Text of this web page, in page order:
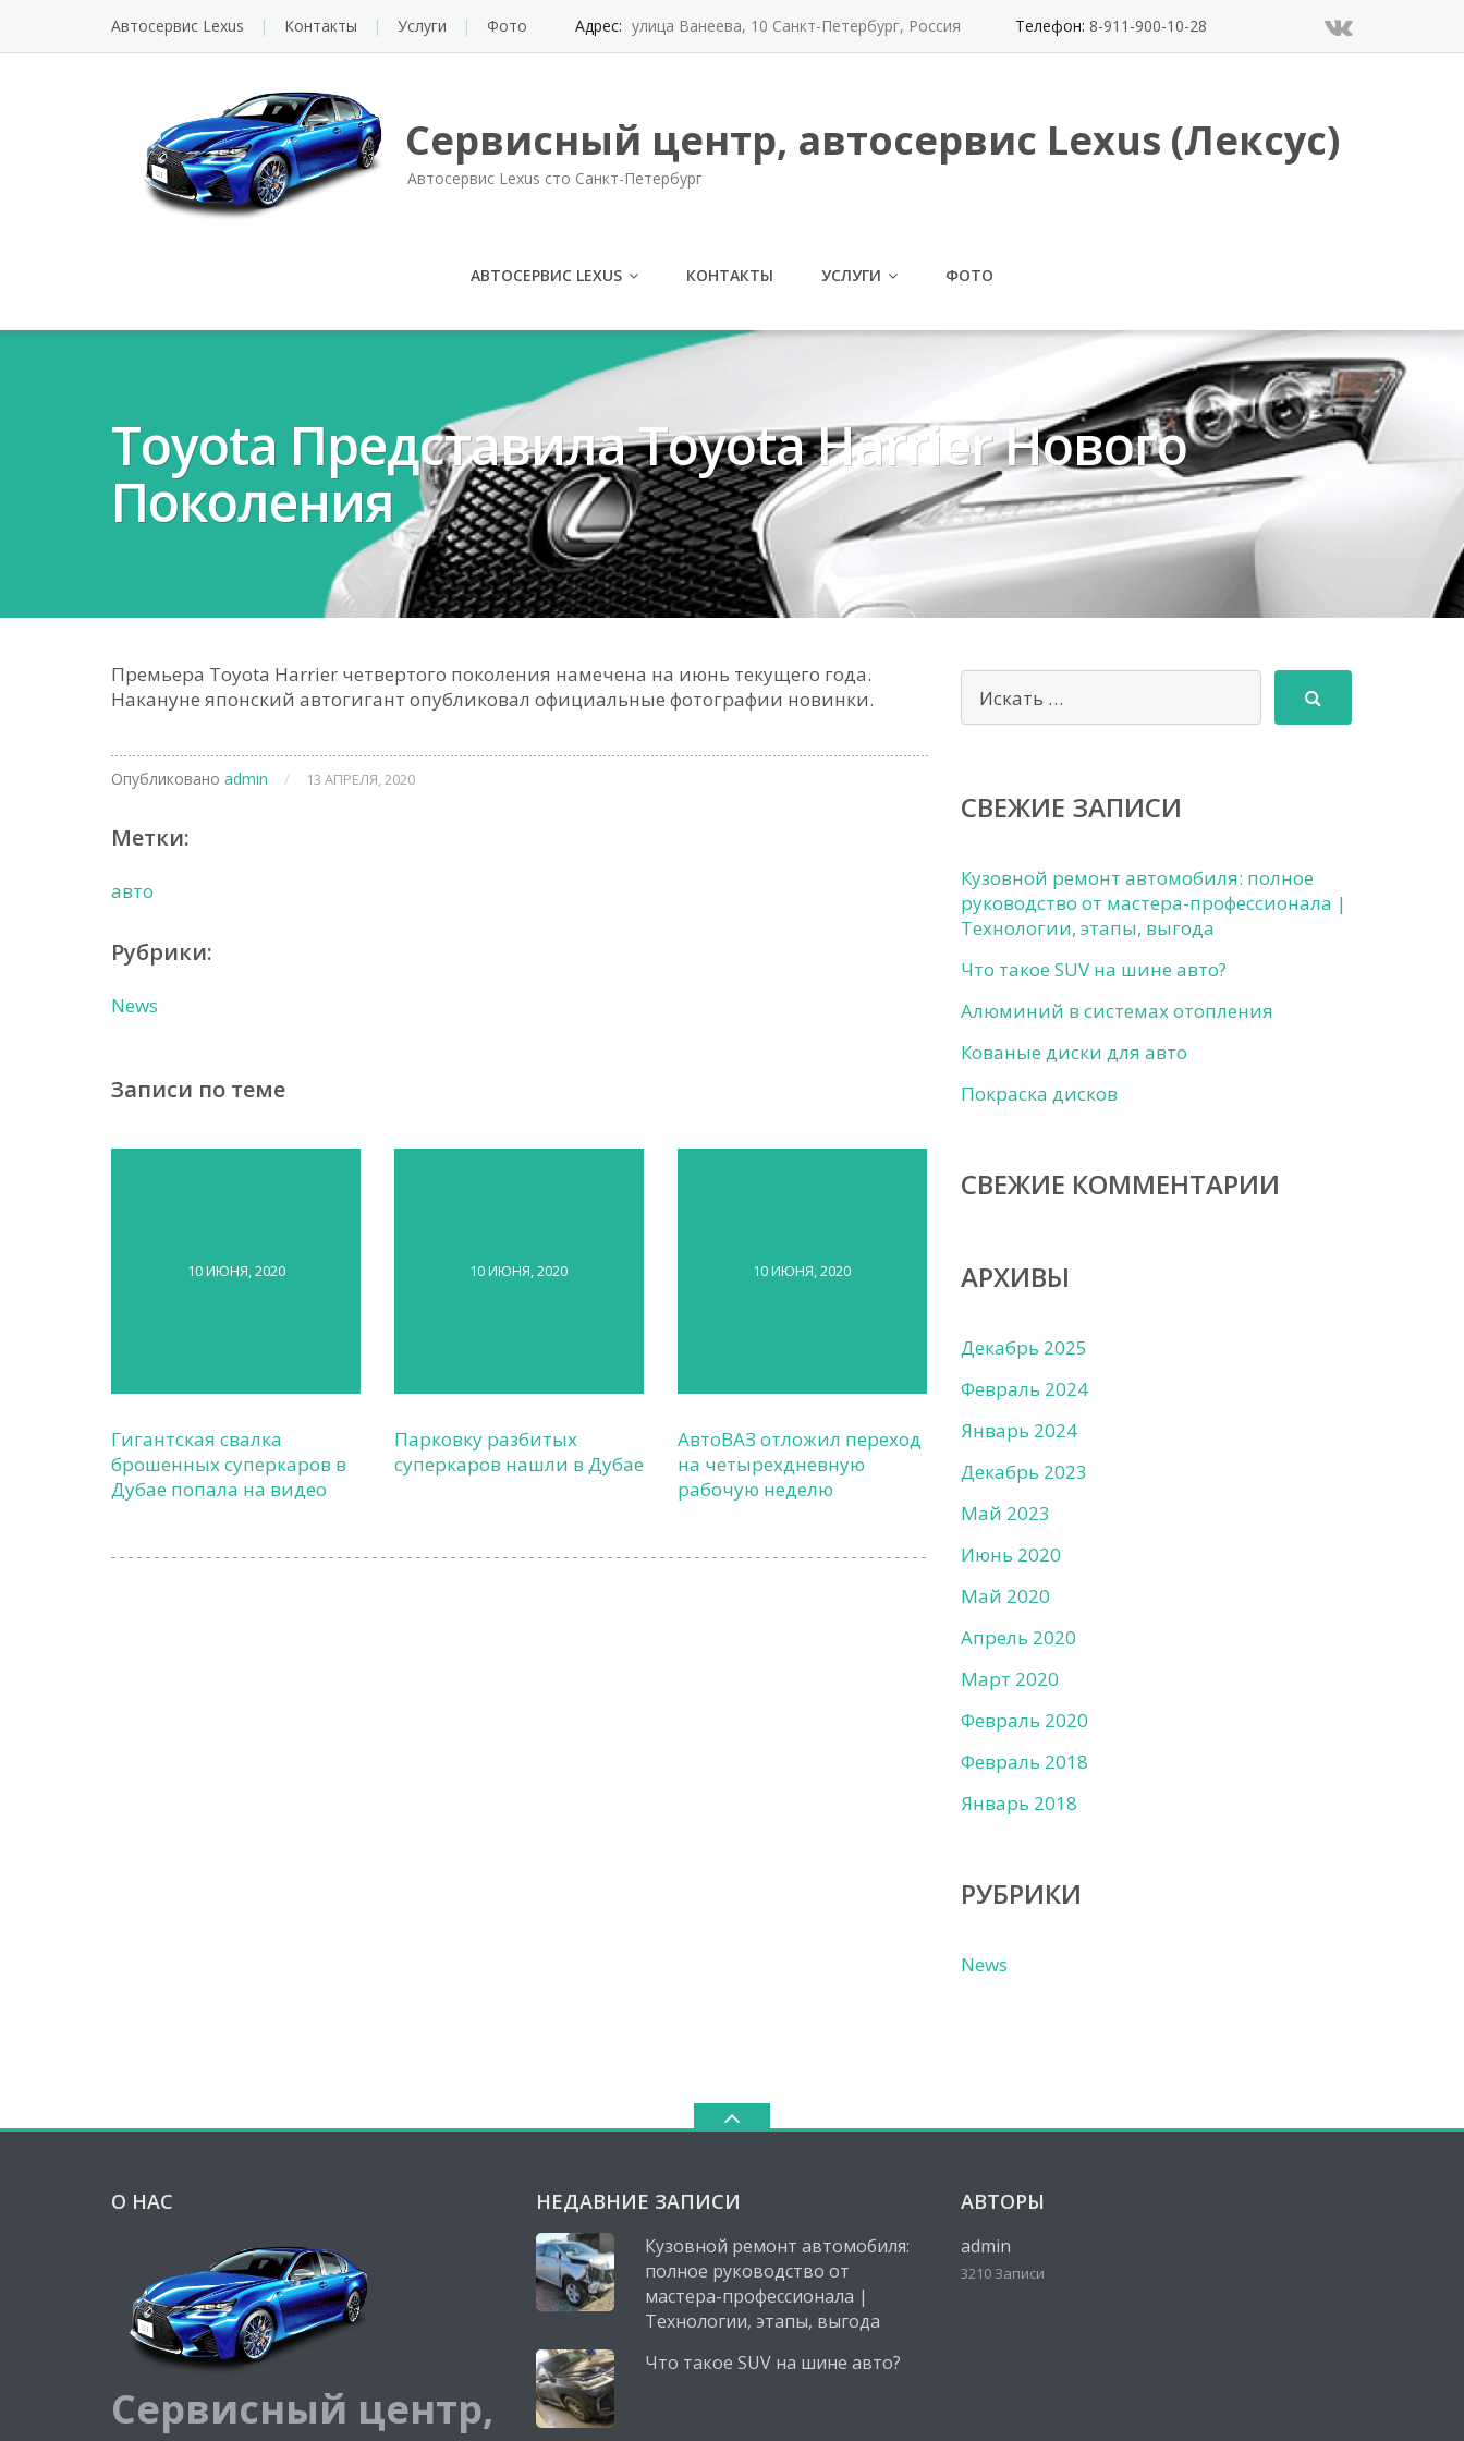
Автосервис Lexus Контакты Услуги Фото Адрес: улица Ванеева, 10 Санкт-Петербург, Россия Телефон: 8-911-900-10-28
Сервисный центр, автосервис Lexus (Лексус)
Автосервис Lexus сто Санкт-Петербург
АВТОСЕРВИС LEXUS КОНТАКТЫ УСЛУГИ ФОТО
Toyota Представила Toyota Harrier Нового
Поколения
Премьера Toyota Harrier четвертого поколения намечена на июнь текущего года.
Накануне японский автогигант опубликовал официальные фотографии новинки.
Опубликовано admin / 13 АПРЕЛЯ, 2020
Метки:
авто
Рубрики:
News
Записи по теме
10 ИЮНЯ, 2020
Гигантская свалка
брошенных суперкаров в
Дубае попала на видео
10 ИЮНЯ, 2020
Парковку разбитых
суперкаров нашли в Дубае
10 ИЮНЯ, 2020
АвтоВАЗ отложил переход
на четырехдневную
рабочую неделю
СВЕЖИЕ ЗАПИСИ
Кузовной ремонт автомобиля: полное
руководство от мастера-профессионала |
Технологии, этапы, выгода
Что такое SUV на шине авто?
Алюминий в системах отопления
Кованые диски для авто
Покраска дисков
СВЕЖИЕ КОММЕНТАРИИ
АРХИВЫ
Декабрь 2025
Февраль 2024
Январь 2024
Декабрь 2023
Май 2023
Июнь 2020
Май 2020
Апрель 2020
Март 2020
Февраль 2020
Февраль 2018
Январь 2018
РУБРИКИ
News
О НАС
Сервисный центр,
НЕДАВНИЕ ЗАПИСИ
Кузовной ремонт автомобиля:
полное руководство от
мастера-профессионала |
Технологии, этапы, выгода
Что такое SUV на шине авто?
АВТОРЫ
admin
3210 Записи